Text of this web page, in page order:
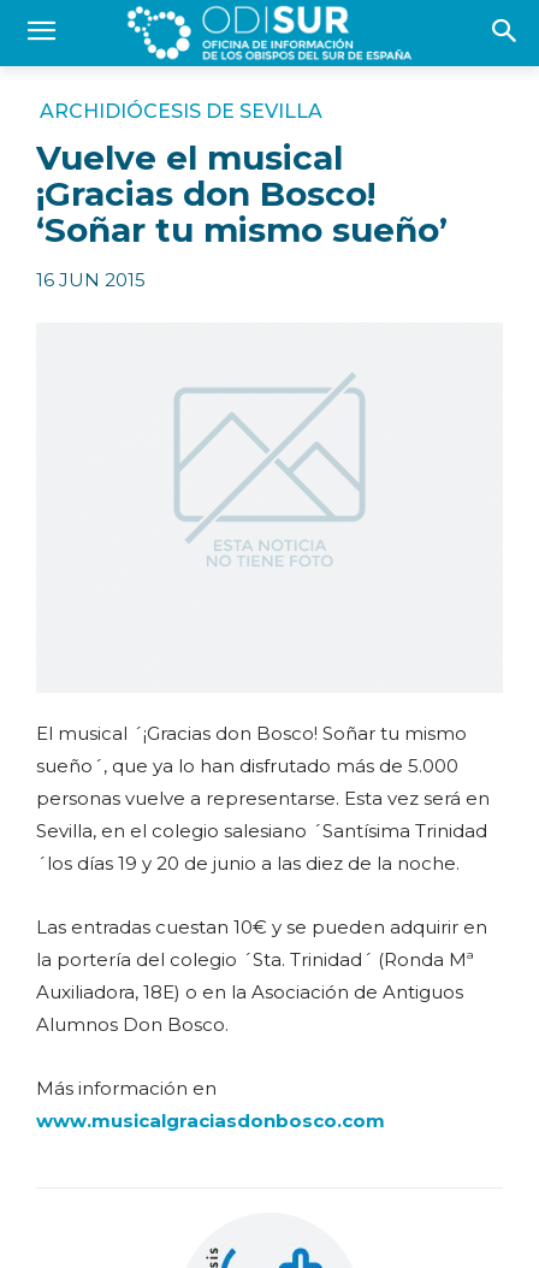
ARCHIDIÓCESIS DE SEVILLA
Vuelve el musical
¡Gracias don Bosco!
‘Soñar tu mismo sueño’
16 JUN 2015
El musical ´¡Gracias don Bosco! Soñar tu mismo
sueño´, que ya lo han disfrutado más de 5.000
personas vuelve a representarse. Esta vez será en
Sevilla, en el colegio salesiano ´Santísima Trinidad
´los días 19 y 20 de junio a las diez de la noche.
Las entradas cuestan 10€ y se pueden adquirir en
la portería del colegio ´Sta. Trinidad´ (Ronda Mª
Auxiliadora, 18E) o en la Asociación de Antiguos
Alumnos Don Bosco.
Más información en
www.musicalgraciasdonbosco.com